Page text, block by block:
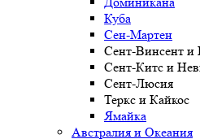
Куба
Сен-Мартен
Сент-Винсент и
Сент-Китс и
Сент-Люсия
Теркс и Кайкос
Ямайка
Австралия и Океания